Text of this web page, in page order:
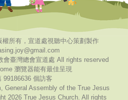
所有，宣道處視聽中心策劃製作
會臺灣總會宣道處 All rights reserved
瀏覽器能有最佳呈現
99186636 個訪客
General Assembly of the True Jesus
2026 True Jesus Church. All rights